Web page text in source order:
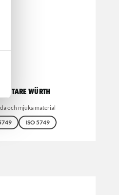
Würth
och mjuka material
ISO 5749